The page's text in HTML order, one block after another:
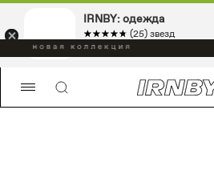
IRNBY: одежда
☆☆☆☆☆
★★★★★ (25) звезд
Sport & casual, аксессуары
IRNBY: одежда
☆☆☆☆☆
★★★★★ (25) звезд
Sport & casual, аксессуары